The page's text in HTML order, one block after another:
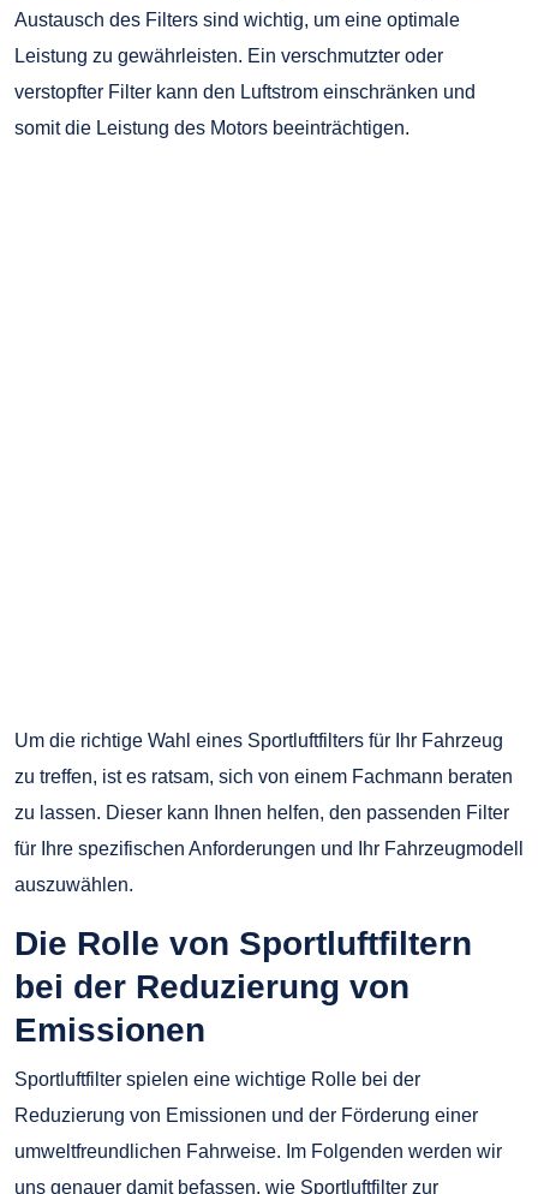
Austausch des Filters sind wichtig, um eine optimale
Leistung zu gewährleisten. Ein verschmutzter oder
verstopfter Filter kann den Luftstrom einschränken und
somit die Leistung des Motors beeinträchtigen.
Um die richtige Wahl eines Sportluftfilters für Ihr Fahrzeug
zu treffen, ist es ratsam, sich von einem Fachmann beraten
zu lassen. Dieser kann Ihnen helfen, den passenden Filter
für Ihre spezifischen Anforderungen und Ihr Fahrzeugmodell
auszuwählen.
Die Rolle von Sportluftfiltern
bei der Reduzierung von
Emissionen
Sportluftfilter spielen eine wichtige Rolle bei der
Reduzierung von Emissionen und der Förderung einer
umweltfreundlichen Fahrweise. Im Folgenden werden wir
uns genauer damit befassen, wie Sportluftfilter zur